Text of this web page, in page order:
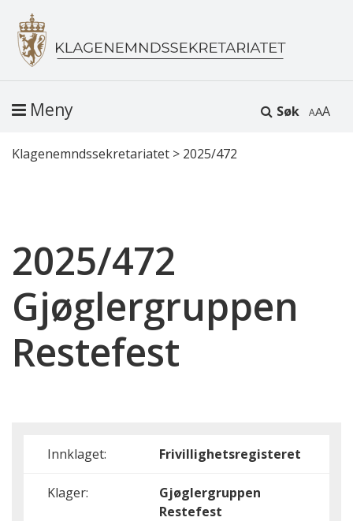
Søk A
Meny
Klagenemndssekretariatet > 2025/472
2025/472
Gjøglergruppen
Restefest
Innklaget: Frivillighetsregisteret
Klager:
Gjøglergruppen
Restefest